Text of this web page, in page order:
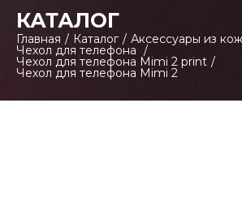
КАТАЛОГ
Главная / Каталог / Аксессуары из
Чехол для телефона /
Чехол для телефона Mimi 2 print /
Чехол для телефона Mimi 2